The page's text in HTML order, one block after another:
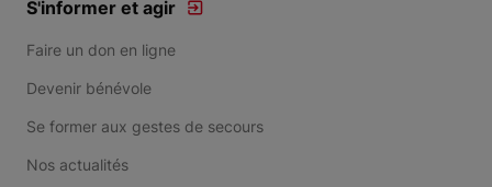
S'informer et agir
Faire un don en ligne
Devenir bénévole
Se former aux gestes de secours
Nos actualités